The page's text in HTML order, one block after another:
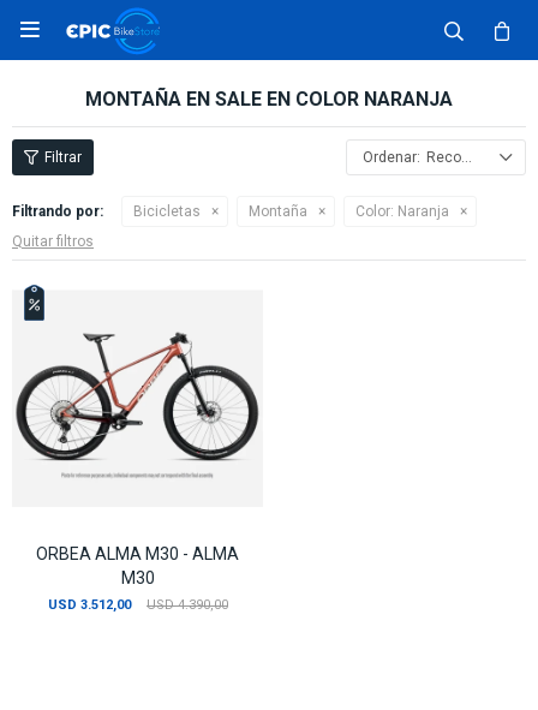

MONTAÑA EN SALE EN COLOR NARANJA
Recomendados
Filtrando por: Bicicletas Montaña Color: Naranja
Quitar filtros
ORBEA ALMA M30 - ALMA
M30
USD 3.512,00 USD 4.390,00